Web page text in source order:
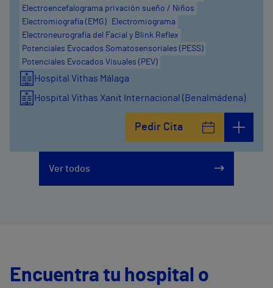
Electroencefalograma privación sueño / Niños
Electromiografía (EMG)
Electromiograma
Electroneurografía del Facial y Blink Reflex
Potenciales Evocados Somatosensoriales (PESS)
Potenciales Evocados Visuales (PEV)
Hospital Vithas Málaga
Hospital Vithas Xanit Internacional (Benalmádena)
Pedir Cita
Ver todos
Encuentra tu hospital o